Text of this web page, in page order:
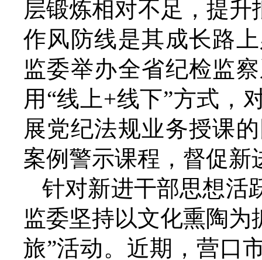
层锻炼相对不足，提升
作风防线是其成长路
监委举办全省纪检监
用“线上+线下”方式，
展党纪法规业务授课
案例警示课程，督促新
针对新进干部思想活
监委坚持以文化熏陶为
旅”活动。近期，营口